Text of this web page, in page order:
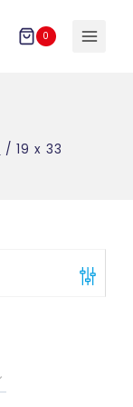
0
/ 19 x 33